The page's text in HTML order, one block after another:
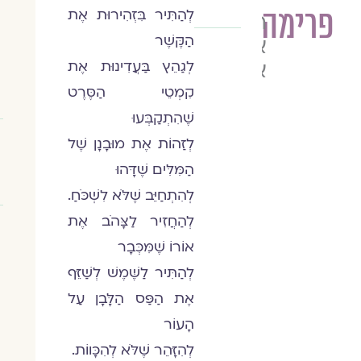
פרימההרַבָּה
אסנת
אלדר
לְהַתִּיר בִּזְהִירוּת אֶת
הַקֶּשֶׁר
לְגַהֵץ בַּעֲדִינוּת אֶת
קִמְטֵי הַסֶּרֶט
שֶׁהִתְקַבְּעוּ
לְזַהוֹת אֶת מוּבָנָן שֶׁל
הַמִּלִּים שֶׁדָּהוּ
לְהִתְחַיֵּב שֶׁלֹּא לִשְׁכֹּחַ.
לְהַחֲזִיר לַצָּהֹב אֶת
אוֹרוֹ שֶׁמִּכְּבָר
לְהַתִּיר לַשֶּׁמֶשׁ לְשַׁזֵּף
אֶת הַפַּס הַלָּבָן עַל
הָעוֹר
לְהִזָּהֵר שֶׁלֹּא לְהִכָּווֹת.